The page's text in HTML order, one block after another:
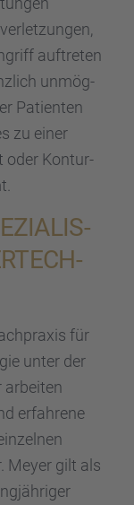
auftre­ten
unmög­
Patien­ten
zu einer
oder Kontur-
für
unter der
arbei­ten
erfah­rene
Meyer gilt als